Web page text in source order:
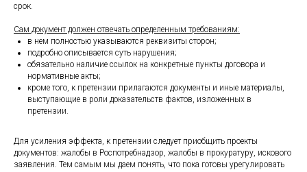
срок.
Сам документ должен отвечать определенным требованиям:
в нем полностью указываются реквизиты сторон;
подробно описывается суть нарушения;
обязательно наличие ссылок на конкретные пункты договора и
нормативные акты;
кроме того, к претензии прилагаются документы и иные материалы,
выступающие в роли доказательств фактов, изложенных в
претензии.
Для усиления эффекта, к претензии следует приобщить проекты
документов: жалобы в Роспотребнадзор, жалобы в прокуратуру, искового
заявления. Тем самым мы даем понять, что пока готовы урегулировать